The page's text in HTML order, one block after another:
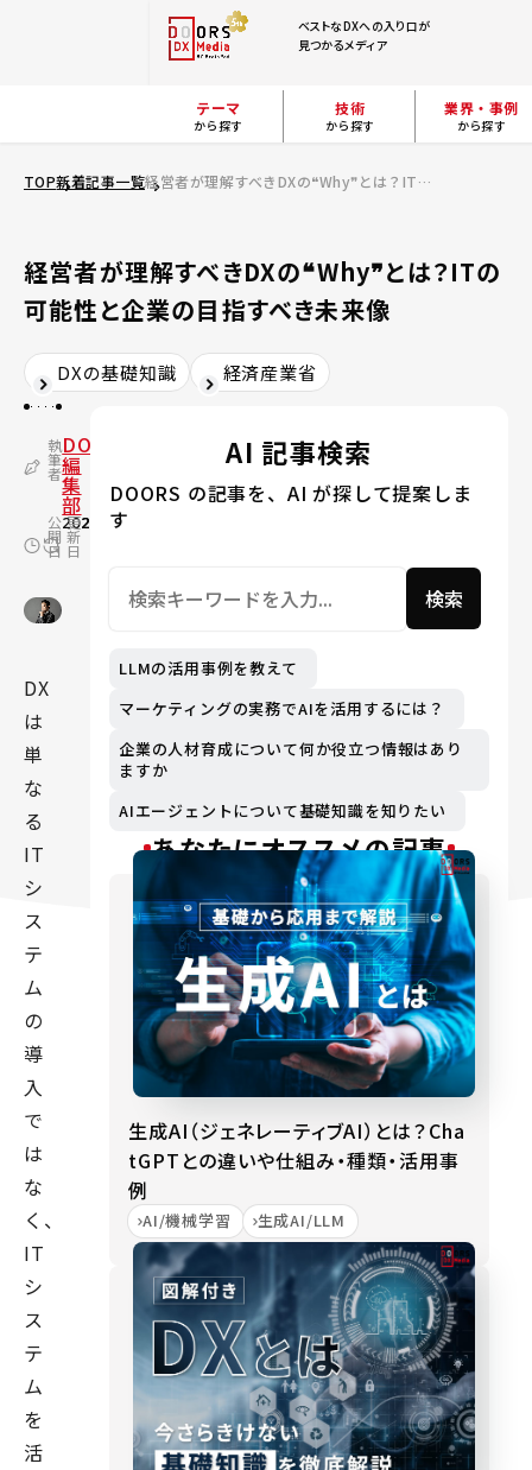
ベストなDXへの入り口が
見つかるメディア
テーマ
から探す
技術
から探す
業界・事例
から探す
TOP新着記事一覧 経営者が理解すべきDXの❝Why❞とは？ITの可能性と企業の目指すべき未来像
経営者が理解すべきDXの❝Why❞とは？ITの
可能性と企業の目指すべき未来像
DXの基礎知識 経済産業省
執
筆
者
DOORS
編
集
部
公
開
日
2021.09.08
更
新
日
2024.02.21
DX
は
単
な
る
IT
シ
ス
テ
ム
の
導
入
で
は
な
く、
IT
シ
ス
テ
ム
を
活
AI 記事検索
DOORS の記事を、AI が探して提案しま
す
検索
LLMの活用事例を教えて
マーケティングの実務でAIを活用するには？
企業の人材育成について何か役立つ情報はあり
ますか
AIエージェントについて基礎知識を知りたい
あなたにオススメの記事
生成AI（ジェネレーティブAI）とは？Cha
tGPTとの違いや仕組み・種類・活用事
例
AI/機械学習 生成AI/LLM